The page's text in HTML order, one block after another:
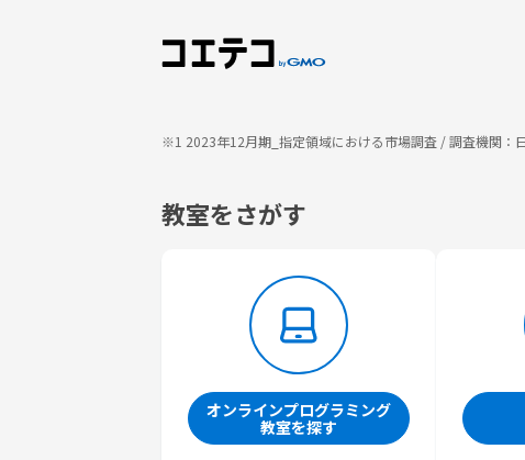
※1 2023年12月期_指定領域における市場調査 / 調査機関：
教室をさがす
オンラインプログラミング
教室を探す